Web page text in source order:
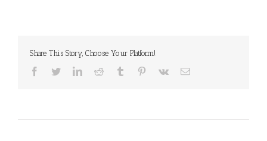
Share This Story, Choose Your Platform!
facebooktwitterlinkedinreddit tumblr pinterest
vk
E-